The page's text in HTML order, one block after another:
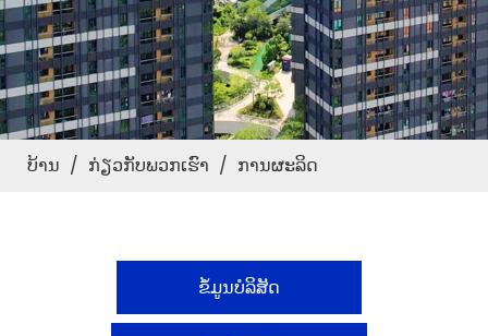
ບ້ານ / ກ່ຽວກັບພວກເຮົາ / ການຜະລິດ
ຂໍ້ມູນບໍລິສັດ